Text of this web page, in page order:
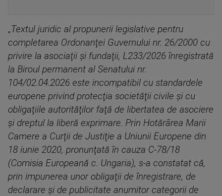
„Textul juridic al propunerii legislative pentru
completarea Ordonanţei Guvernului nr. 26/2000 cu
privire la asociaţii şi fundaţii, L233/2026 înregistrată
la Biroul permanent al Senatului nr.
104/02.04.2026 este incompatibil cu standardele
europene privind protecţia societăţii civile şi cu
obligaţiile autorităţilor faţă de libertatea de asociere
şi dreptul la liberă exprimare. Prin Hotărârea Marii
Camere a Curţii de Justiţie a Uniunii Europene din
18 iunie 2020, pronunţată în cauza C-78/18
(Comisia Europeană c. Ungaria), s-a constatat că,
prin impunerea unor obligaţii de înregistrare, de
declarare şi de publicitate anumitor categorii de